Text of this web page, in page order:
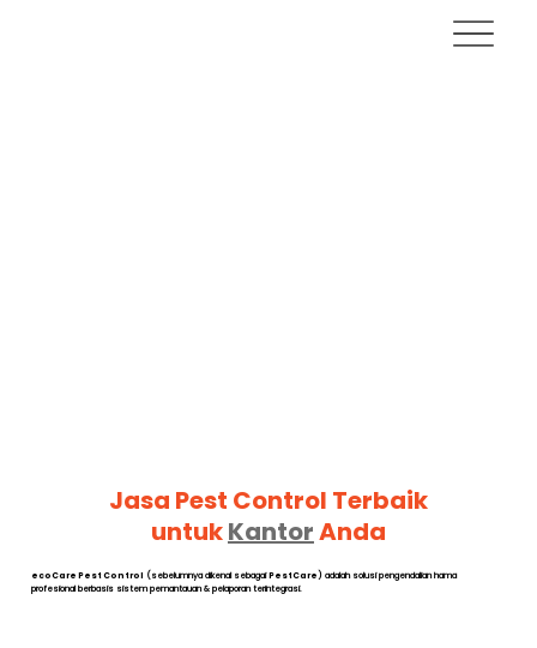
Jasa Pest Control Terbaik
untukKantorAnda
ecoCare Pest Control (sebelumnya dikenal sebagaiPestCare ) adalah solusi pengendalian hama
profesional berbasis sistem pemantauan & pelaporan terintegrasi.